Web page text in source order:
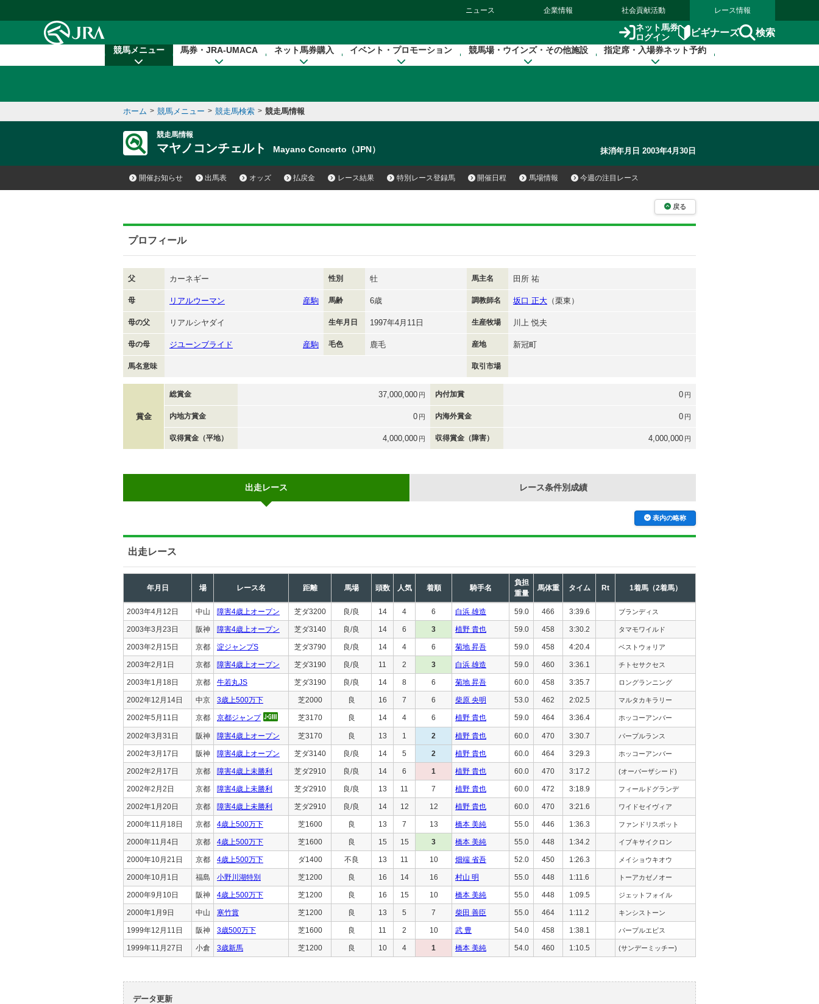
ニュース 企業情報 社会貢献活動 レース情報
ネット馬券
ログイン
ビギナーズ 検索
競馬メニュー 馬券・JRA-UMACA ネット馬券購入 イベント・プロモーション 競馬場・ウインズ・その他施設 指定席・入場券ネット予約
ホーム > 競馬メニュー > 競走馬検索 > 競走馬情報
競走馬情報
マヤノコンチェルト Mayano Concerto（JPN） 抹消年月日 2003年4月30日
開催お知らせ 出馬表 オッズ 払戻金 レース結果 特別レース登録馬 開催日程 馬場情報 今週の注目レース
戻る
プロフィール
父 カーネギー 性別 牡 馬主名 田所 祐
母 リアルウーマン 産駒 馬齢 6歳 調教師名 坂口 正大 （栗東）
母の父 リアルシヤダイ 生年月日 1997年4月11日 生産牧場 川上 悦夫
母の母 ジユーンブライド 産駒 毛色 鹿毛 産地 新冠町
馬名意味 取引市場
賞金
総賞金 37,000,000 円 内付加賞 0 円
内地方賞金 0 円 内海外賞金 0 円
収得賞金（平地） 4,000,000 円 収得賞金（障害） 4,000,000 円
出走レース レース条件別成績
表内の略称
出走レース
年月日 場 レース名 距離 馬場 頭数 人気 着順 騎手名
負担
重量
馬体重 タイム Rt 1着馬（2着馬）
2003年4月12日 中山 障害4歳上オープン 芝ダ3200 良/良 14 4 6 白浜 雄造 59.0 466 3:39.6 ブランディス
2003年3月23日 阪神 障害4歳上オープン 芝ダ3140 良/良 14 6 3 植野 貴也 59.0 458 3:30.2 タマモワイルド
2003年2月15日 京都 淀ジャンプS 芝ダ3790 良/良 14 4 6 菊地 昇吾 59.0 458 4:20.4 ベストウォリア
2003年2月1日 京都 障害4歳上オープン 芝ダ3190 良/良 11 2 3 白浜 雄造 59.0 460 3:36.1 チトセサクセス
2003年1月18日 京都 牛若丸JS 芝ダ3190 良/良 14 8 6 菊地 昇吾 60.0 458 3:35.7 ロングランニング
2002年12月14日 中京 3歳上500万下 芝2000 良 16 7 6 柴原 央明 53.0 462 2:02.5 マルタカキラリー
2002年5月11日 京都 京都ジャンプ 芝3170 良 14 4 6 植野 貴也 59.0 464 3:36.4 ホッコーアンバー
2002年3月31日 阪神 障害4歳上オープン 芝3170 良 13 1 2 植野 貴也 60.0 470 3:30.7 パープルランス
2002年3月17日 阪神 障害4歳上オープン 芝ダ3140 良/良 14 5 2 植野 貴也 60.0 464 3:29.3 ホッコーアンバー
2002年2月17日 京都 障害4歳上未勝利 芝ダ2910 良/良 14 6 1 植野 貴也 60.0 470 3:17.2 (オーバーザシード)
2002年2月2日 京都 障害4歳上未勝利 芝ダ2910 良/良 13 11 7 植野 貴也 60.0 472 3:18.9 フィールドグランデ
2002年1月20日 京都 障害4歳上未勝利 芝ダ2910 良/良 14 12 12 植野 貴也 60.0 470 3:21.6 ワイドセイヴィア
2000年11月18日 京都 4歳上500万下 芝1600 良 13 7 13 橋本 美純 55.0 446 1:36.3 ファンドリスポット
2000年11月4日 京都 4歳上500万下 芝1600 良 15 15 3 橋本 美純 55.0 448 1:34.2 イブキサイクロン
2000年10月21日 京都 4歳上500万下 ダ1400 不良 13 11 10 畑端 省吾 52.0 450 1:26.3 メイショウキオウ
2000年10月1日 福島 小野川湖特別 芝1200 良 16 14 16 村山 明 55.0 448 1:11.6 トーアカゼノオー
2000年9月10日 阪神 4歳上500万下 芝1200 良 16 15 10 橋本 美純 55.0 448 1:09.5 ジェットフォイル
2000年1月9日 中山 寒竹賞 芝1200 良 13 5 7 柴田 善臣 55.0 464 1:11.2 キンシストーン
1999年12月11日 阪神 3歳500万下 芝1600 良 11 2 10 武 豊 54.0 458 1:38.1 パープルエビス
1999年11月27日 小倉 3歳新馬 芝1200 良 10 4 1 橋本 美純 54.0 460 1:10.5 (サンデーミッチー)
データ更新